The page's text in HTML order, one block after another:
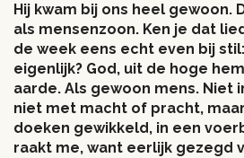
Hij kwam bij ons heel gewoon.
als mensenzoon. Ken je dat
de week eens echt even bij
eigenlijk? God, uit de hoge
aarde. Als gewoon mens. Niet
niet met macht of pracht,
doeken gewikkeld, in een
raakt me, want eerlijk gezegd